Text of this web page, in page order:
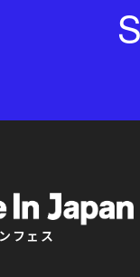
フェス